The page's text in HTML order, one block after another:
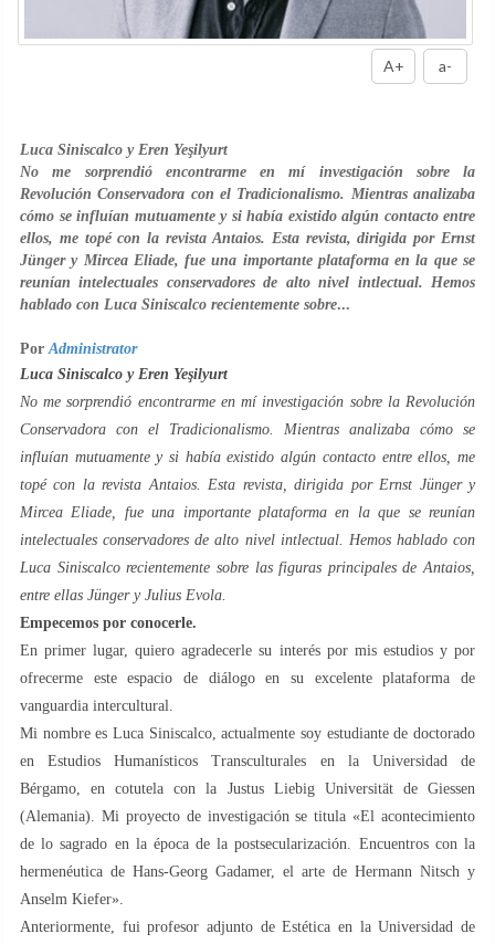
A+ a-
Luca Siniscalco y Eren Yeşilyurt
No me sorprendió encontrarme en mí investigación sobre la
Revolución Conservadora con el Tradicionalismo. Mientras analizaba
cómo se influían mutuamente y si había existido algún contacto entre
ellos, me topé con la revista Antaios. Esta revista, dirigida por Ernst
Jünger y Mircea Eliade, fue una importante plataforma en la que se
reunían intelectuales conservadores de alto nivel intlectual. Hemos
hablado con Luca Siniscalco recientemente sobre...
Por Administrator
Luca Siniscalco y Eren Yeşilyurt
No me sorprendió encontrarme en mí investigación sobre la Revolución
Conservadora con el Tradicionalismo. Mientras analizaba cómo se
influían mutuamente y si había existido algún contacto entre ellos, me
topé con la revista Antaios. Esta revista, dirigida por Ernst Jünger y
Mircea Eliade, fue una importante plataforma en la que se reunían
intelectuales conservadores de alto nivel intlectual. Hemos hablado con
Luca Siniscalco recientemente sobre las figuras principales de Antaios,
entre ellas Jünger y Julius Evola.
Empecemos por conocerle.
En primer lugar, quiero agradecerle su interés por mis estudios y por
ofrecerme este espacio de diálogo en su excelente plataforma de
vanguardia intercultural.
Mi nombre es Luca Siniscalco, actualmente soy estudiante de doctorado
en Estudios Humanísticos Transculturales en la Universidad de
Bérgamo, en cotutela con la Justus Liebig Universität de Giessen
(Alemania). Mi proyecto de investigación se titula «El acontecimiento
de lo sagrado en la época de la postsecularización. Encuentros con la
hermenéutica de Hans-Georg Gadamer, el arte de Hermann Nitsch y
Anselm Kiefer».
Anteriormente, fui profesor adjunto de Estética en la Universidad de